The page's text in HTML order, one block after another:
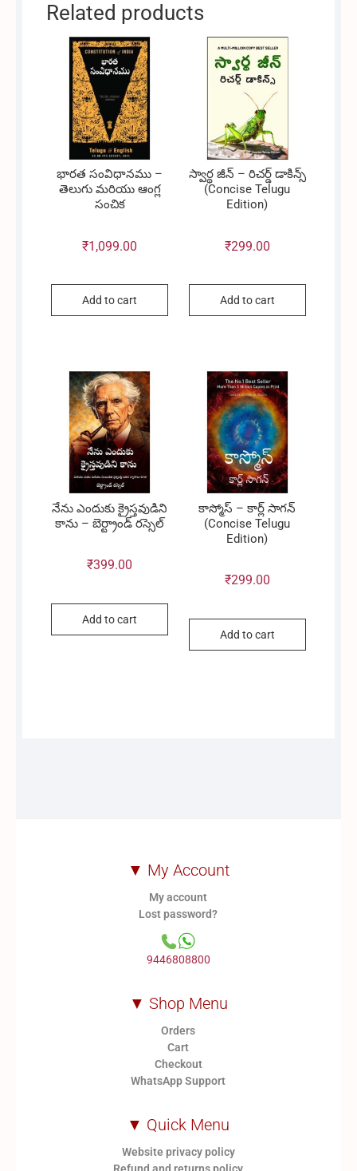
Related products
భారత సంవిధానము –
తెలుగు మరియు ఆంగ్ల
సంచిక
₹1,099.00
Add to cart
స్వార్థ జీన్ – రిచర్డ్ డాకిన్స్
(Concise Telugu
Edition)
₹299.00
Add to cart
నేను ఎందుకు క్రైస్తవుడిని
కాను – బెర్ట్రాండ్ రస్సెల్
₹399.00
Add to cart
కాస్మోస్ – కార్ల్ సాగన్
(Concise Telugu
Edition)
₹299.00
Add to cart
▼ My Account
My account
Lost password?
9446808800
▼ Shop Menu
Orders
Cart
Checkout
WhatsApp Support
▼ Quick Menu
Website privacy policy